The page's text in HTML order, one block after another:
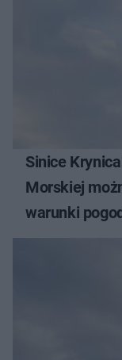
Sinice
Morskiej
warunki